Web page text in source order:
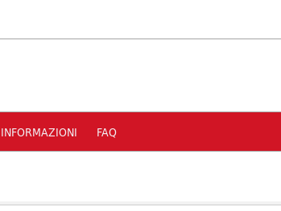
INFORMAZIONI FAQ